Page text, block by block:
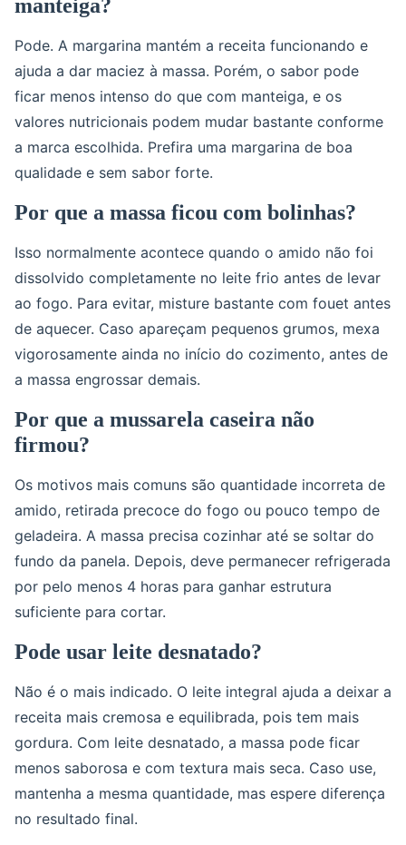
manteiga?
Pode. A margarina mantém a receita funcionando e
ajuda a dar maciez à massa. Porém, o sabor pode
ficar menos intenso do que com manteiga, e os
valores nutricionais podem mudar bastante conforme
a marca escolhida. Prefira uma margarina de boa
qualidade e sem sabor forte.
Por que a massa ficou com bolinhas?
Isso normalmente acontece quando o amido não foi
dissolvido completamente no leite frio antes de levar
ao fogo. Para evitar, misture bastante com fouet antes
de aquecer. Caso apareçam pequenos grumos, mexa
vigorosamente ainda no início do cozimento, antes de
a massa engrossar demais.
Por que a mussarela caseira não
firmou?
Os motivos mais comuns são quantidade incorreta de
amido, retirada precoce do fogo ou pouco tempo de
geladeira. A massa precisa cozinhar até se soltar do
fundo da panela. Depois, deve permanecer refrigerada
por pelo menos 4 horas para ganhar estrutura
suficiente para cortar.
Pode usar leite desnatado?
Não é o mais indicado. O leite integral ajuda a deixar a
receita mais cremosa e equilibrada, pois tem mais
gordura. Com leite desnatado, a massa pode ficar
menos saborosa e com textura mais seca. Caso use,
mantenha a mesma quantidade, mas espere diferença
no resultado final.